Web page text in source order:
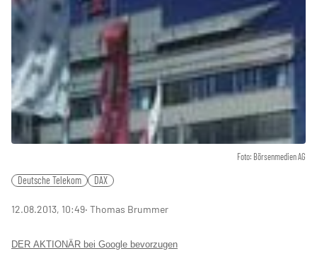
Foto: Börsenmedien AG
Deutsche Telekom DAX
12.08.2013, 10:49‧ Thomas Brummer
DER AKTIONÄR bei Google bevorzugen